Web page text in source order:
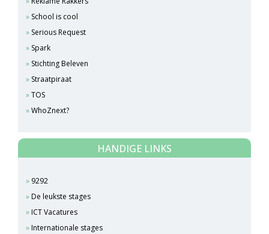
School is cool
Serious Request
Spark
Stichting Beleven
Straatpiraat
TOS
WhoZnext?
HANDIGE LINKS
9292
De leukste stages
ICT Vacatures
Internationale stages